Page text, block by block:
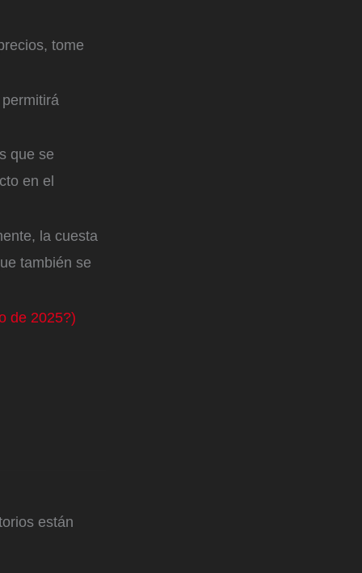
tome
que se
en el
la cuesta
también se
de 2025?)
están